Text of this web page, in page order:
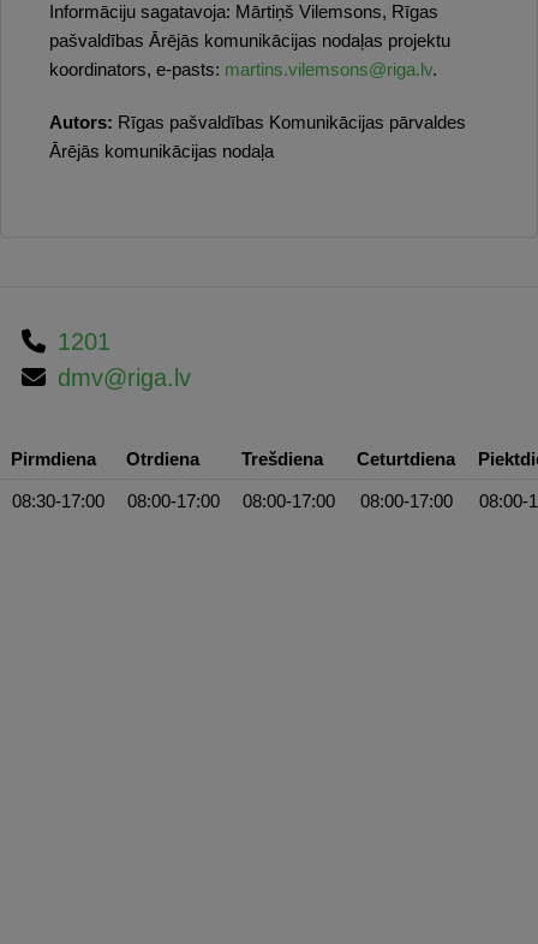
Informāciju sagatavoja: Mārtiņš Vilemsons, Rīgas
pašvaldības Ārējās komunikācijas nodaļas projektu
koordinators, e-pasts: martins.vilemsons@riga.lv.
Autors: Rīgas pašvaldības Komunikācijas pārvaldes
Ārējās komunikācijas nodaļa
1201
dmv@riga.lv
Pirmdiena Otrdiena Trešdiena Ceturtdiena
08:30-17:00 08:00-17:00 08:00-17:00 08:00-17:00 08:00-